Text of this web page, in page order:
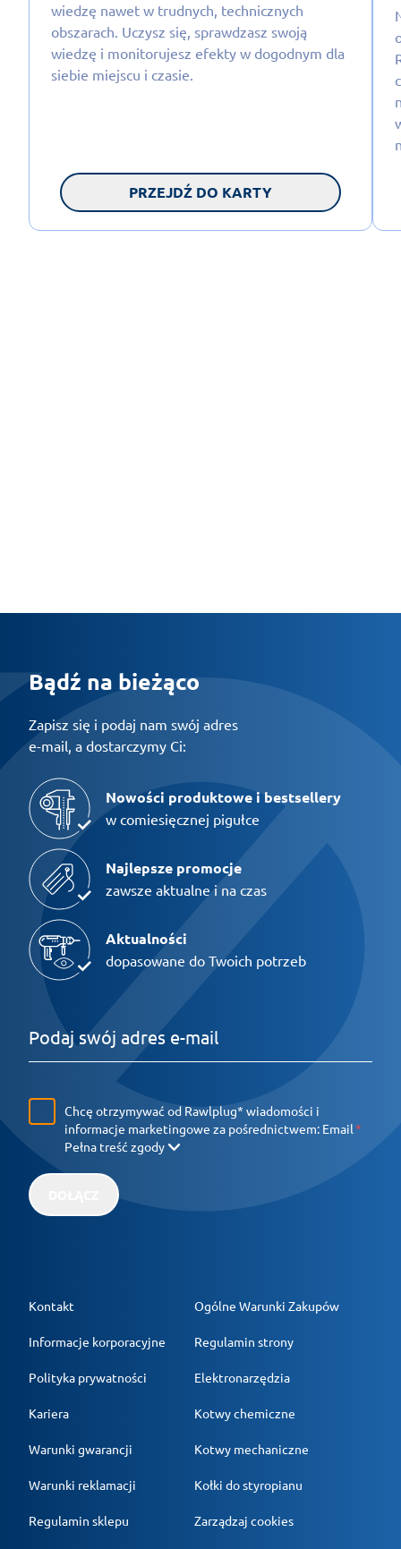
wiedzę nawet w trudnych, technicznych
obszarach. Uczysz się, sprawdzasz swoją
wiedzę i monitorujesz efekty w dogodnym dla
siebie miejscu i czasie.
PRZEJDŹ DO KARTY
Bądź na bieżąco
Zapisz się i podaj nam swój adres
e-mail, a dostarczymy Ci:
Nowości produktowe i bestsellery
w comiesięcznej pigułce
Najlepsze promocje
zawsze aktualne i na czas
Aktualności
dopasowane do Twoich potrzeb
Chcę otrzymywać od Rawlplug* wiadomości i
informacje marketingowe za pośrednictwem: Email
Pełna treść zgody
Kontakt
Informacje korporacyjne
Polityka prywatności
Kariera
Warunki gwarancji
Warunki reklamacji
Regulamin sklepu
Ogólne Warunki Zakupów
Regulamin strony
Elektronarzędzia
Kotwy chemiczne
Kotwy mechaniczne
Kołki do styropianu
Zarządzaj cookies